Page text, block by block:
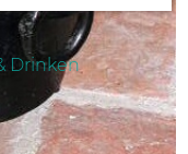
Drinken